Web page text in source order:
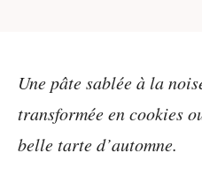
Une pâte sablée à la
transformée en cookies
belle tarte d’automne.